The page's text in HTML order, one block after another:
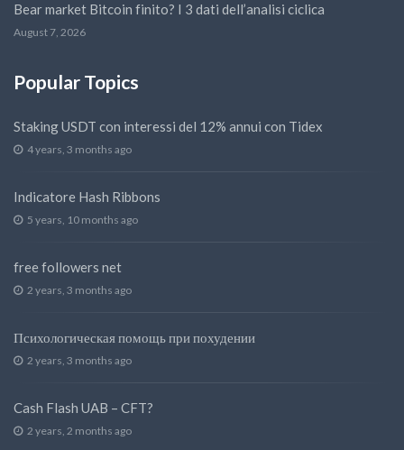
Bear market Bitcoin finito? I 3 dati dell’analisi ciclica
August 7, 2026
Popular Topics
Staking USDT con interessi del 12% annui con Tidex
4 years, 3 months ago
Indicatore Hash Ribbons
5 years, 10 months ago
free followers net
2 years, 3 months ago
Психологическая помощь при похудении
2 years, 3 months ago
Cash Flash UAB – CFT?
2 years, 2 months ago